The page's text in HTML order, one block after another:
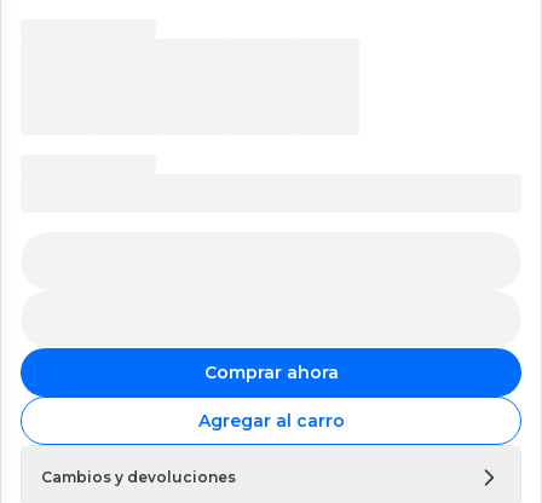
Comprar ahora
Agregar al carro
Cambios y devoluciones